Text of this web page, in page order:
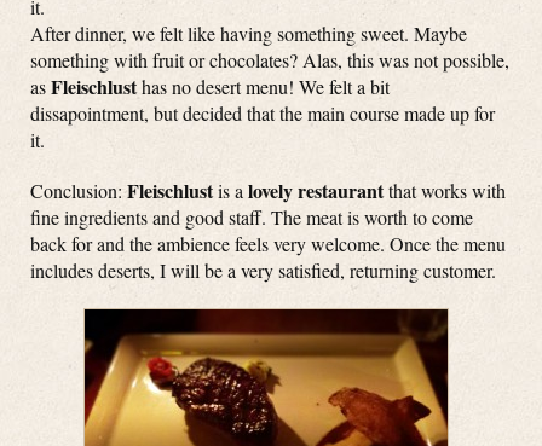
it.
After dinner, we felt like having something sweet. Maybe
something with fruit or chocolates? Alas, this was not possible,
asFleischlusthas no desert menu! We felt a bit
dissapointment, but decided that the main course made up for
it.
Conclusion:Fleischlustis a lovely restaurantthat works with
fine ingredients and good staff. The meat is worth to come
back for and the ambience feels very welcome. Once the menu
includes deserts, I will be a very satisfied, returning customer.